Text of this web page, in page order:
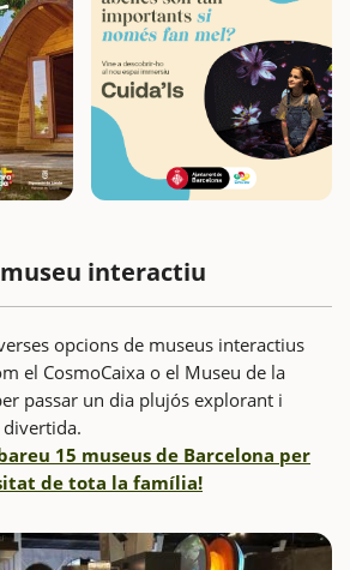
interactiu
opcions de museus interactius
el CosmoCaixa o el Museu de la
passar un dia plujós explorant i
15 museus de Barcelona per
de tota la família!